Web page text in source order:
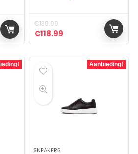
€139.99
Oorspronkelijke prijs was:
€118.99 Huidige prijs is:
Aanbieding!
SNEAKERS